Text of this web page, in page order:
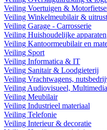
Veiling Voertuigen &
Veiling Winkelmeubilair &
Veiling Garage - Carrosserie
Veiling Huishoudelijke apparaten
Veiling Kantoormeubilair en
Veiling Sport
Veiling Informatica & IT
Veiling Sanitair & Loodgieterij
Veiling Vrachtwagens,
Veiling Audiovisueel,
Veiling Meubilair
Veiling Industrieel materiaal
Veiling Telefonie
Veiling Interieur & decoratie